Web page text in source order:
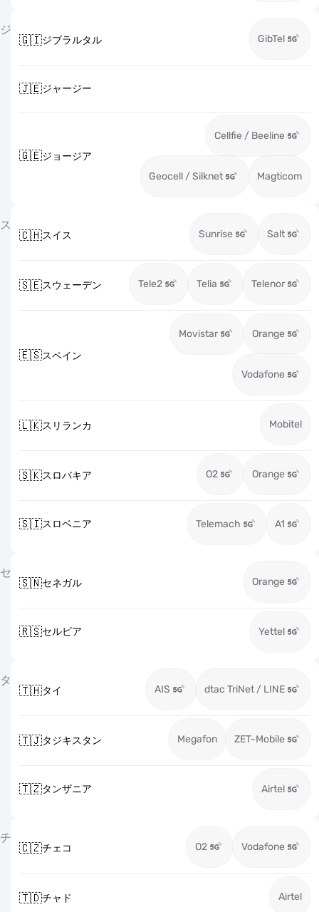
ジ
🇬🇮ジブラルタル GibTel
🇯🇪ジャージー
🇬🇪ジョージア
Cellfie / Beeline
Geocell / Silknet Magticom
ス
🇨🇭スイス Sunrise Salt
🇸🇪スウェーデン Tele2 Telia Telenor
🇪🇸スペイン
Movistar Orange
Vodafone
🇱🇰スリランカ Mobitel
🇸🇰スロバキア O2 Orange
🇸🇮スロベニア Telemach A1
セ
🇸🇳セネガル Orange
🇷🇸セルビア Yettel
タ
🇹🇭タイ AIS dtac TriNet / LINE
🇹🇯タジキスタン Megafon ZET-Mobile
🇹🇿タンザニア Airtel
チ
🇨🇿チェコ O2 Vodafone
🇹🇩チャド Airtel